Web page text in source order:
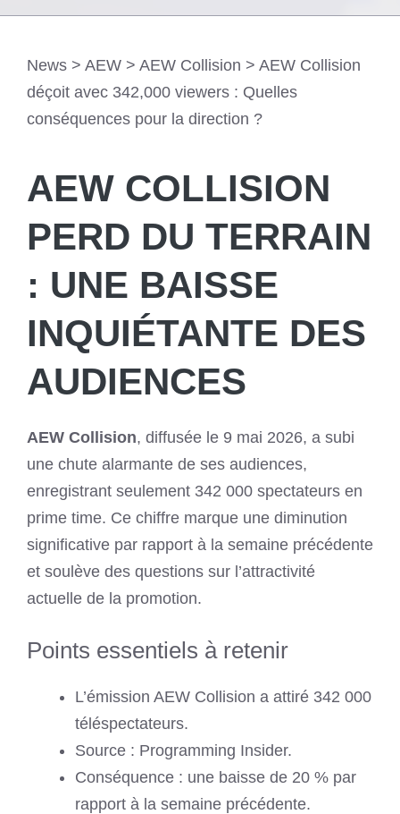
News > AEW > AEW Collision > AEW Collision
déçoit avec 342,000 viewers : Quelles
conséquences pour la direction ?
AEW COLLISION
PERD DU TERRAIN
: UNE BAISSE
INQUIÉTANTE DES
AUDIENCES
AEW Collision, diffusée le 9 mai 2026, a subi
une chute alarmante de ses audiences,
enregistrant seulement 342 000 spectateurs en
prime time. Ce chiffre marque une diminution
significative par rapport à la semaine précédente
et soulève des questions sur l’attractivité
actuelle de la promotion.
Points essentiels à retenir
L’émission AEW Collision a attiré 342 000
téléspectateurs.
Source : Programming Insider.
Conséquence : une baisse de 20 % par
rapport à la semaine précédente.